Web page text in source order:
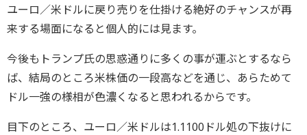
ユーロ／米ドルに戻り売りを仕掛ける絶好のチャンスが再
来する場面になると個人的には見ます。
今後もトランプ氏の思惑通りに多くの事が運ぶとするなら
ば、結局のところ米株価の一段高などを通じ、あらためて
ドル一強の様相が色濃くなると思われるからです。
目下のところ、ユーロ／米ドルは1.1100ドル処の下抜けに